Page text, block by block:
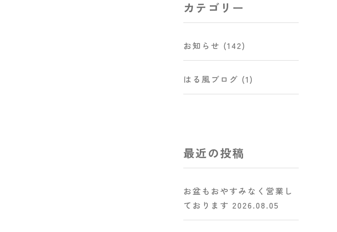
カテゴリー
お知らせ (142)
はる風ブログ (1)
最近の投稿
お盆もおやすみなく営業し
ております 2026.08.05